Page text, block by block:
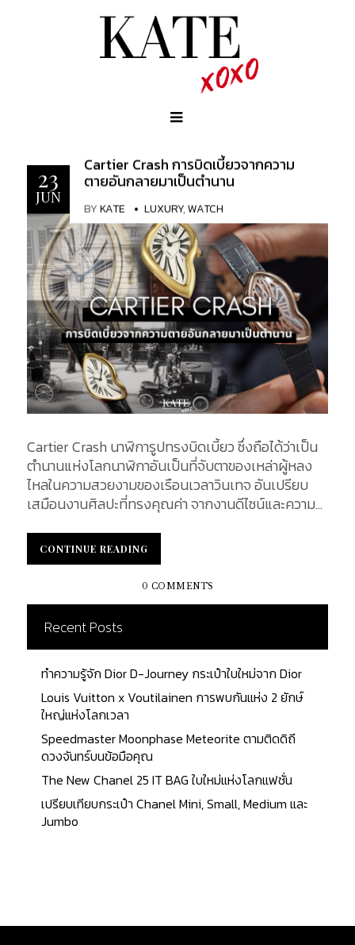
23
JUN
Cartier Crash การบิดเบี้ยวจากความ
ตายอันกลายมาเป็นตำนาน
BYKATE LUXURY,WATCH
Cartier Crash นาฬิการูปทรงบิดเบี้ยว ซึ่งถือได้ว่าเป็น
ตำนานแห่งโลกนาฬิกาอันเป็นที่จับตาของเหล่าผู้หลง
ไหลในความสวยงามของเรือนเวลาวินเทจ อันเปรียบ
เสมือนงานศิลปะที่ทรงคุณค่า จากงานดีไซน์และความ
แต่น้อยคนนักที่จะล่วงรู้ถึงความเศร้าเบื้องหลังดีไซน์
แปลกตานี้ KATEXOXO จะพาทุกคนดำดิ่งไปสู่การ
สำรวจความจริงถึงเบื้องลึกเบื้องหลังของแรงบันดาล
ใจ ในการออกแบบนาฬิกาแห่งตำนานรุ่นนี้ไปพร้อมกัน
History of the Cartier เมื่อย้อนรอยประวัติศาสตร์ของ
แบรนด์ Cartier อัดแน่นไปด้วยมรดกทางวัฒนธรรม
และความโรแมนติก สาระสำคัญของสไตล์การออกแบบ
ของ Maison คือความคิดสร้างสรรค์ การออกแบบอัน
เป็นเอกลักษณ์ของแบรนด์ จะดึงดูดจินตนาการของนัก
สะสมที่ยิ่งใหญ่ที่สุดในแต่ละยุค Cartier ก่อตั้งขึ้นครั้ง
แรก เมื่อปี ค.ศ. 1840 (พ.ศ. 2390) โดย Louis-
François Cartier (หลุยส์ ฟรองซัวร์ คาร์เทียร์) Louis-
François Cartier หลังจากบริษัทได้ตกมาอยู่ภายใต้การ
บริหารของรุ่นลูกทั้ง 3 คน ได้แก่ Louis Cartier ซึ่งคุม
โรงงานการผลิตอยู่ที่เมืองปารีส ประเทศฝรั่งเศส
Pierre Cartier กับฐานการผลิตที่นิวยอร์ค
ศตวรรษที่ 20 คาร์เทียร์ไม่เคยเป็นผู้ตาม แบรนด์สุดหรู
CONTINUE READING
CONTINUE READING
0 COMMENTS
Recent Posts
ทำความรู้จัก Dior D-Journey กระเป๋าใบใหม่จาก Dior
Louis Vuitton x Voutilainen การพบกันแห่ง 2 ยักษ์
ใหญ่แห่งโลกเวลา
Speedmaster Moonphase Meteorite ตามติดดิถี
ดวงจันทร์บนข้อมือคุณ
The New Chanel 25 IT BAG ใบใหม่แห่งโลกแฟชั่น
เปรียบเทียบกระเป๋า Chanel Mini, Small, Medium และ
Jumbo